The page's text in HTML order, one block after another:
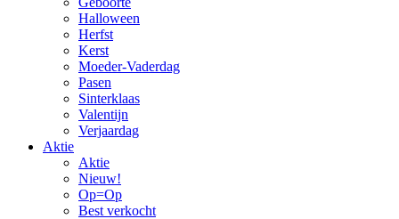
Halloween
Herfst
Kerst
Moeder-Vaderdag
Pasen
Sinterklaas
Valentijn
Verjaardag
Aktie
Aktie
Nieuw!
Op=Op
Best verkocht